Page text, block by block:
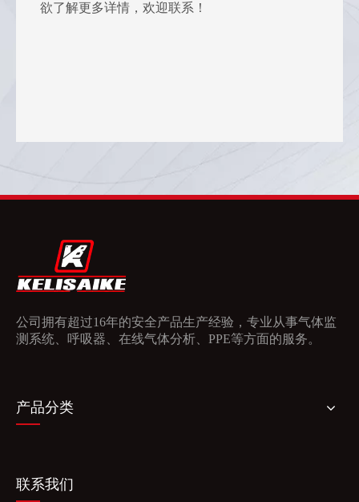
欲了解更多详情，欢迎联系！
公司拥有超过16年的安全产品生产经验，专业从事气体监
测系统、呼吸器、在线气体分析、PPE等方面的服务。
产品分类
联系我们